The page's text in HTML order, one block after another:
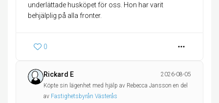
underlättade husköpet för oss. Hon har varit
behjälplig på alla fronter.
0
Rickard E
2026-08-05
Köpte sin lägenhet med hjälp av Rebecca Jansson en del
av Fastighetsbyrån Västerås